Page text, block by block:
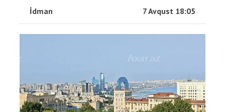
İdman 7 Avqust 18:05